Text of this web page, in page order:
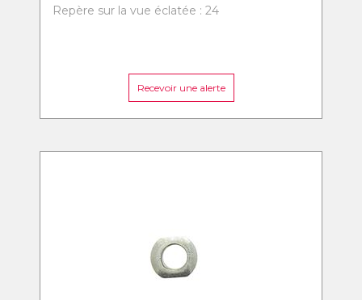
Repère sur la vue éclatée : 24
Recevoir une alerte